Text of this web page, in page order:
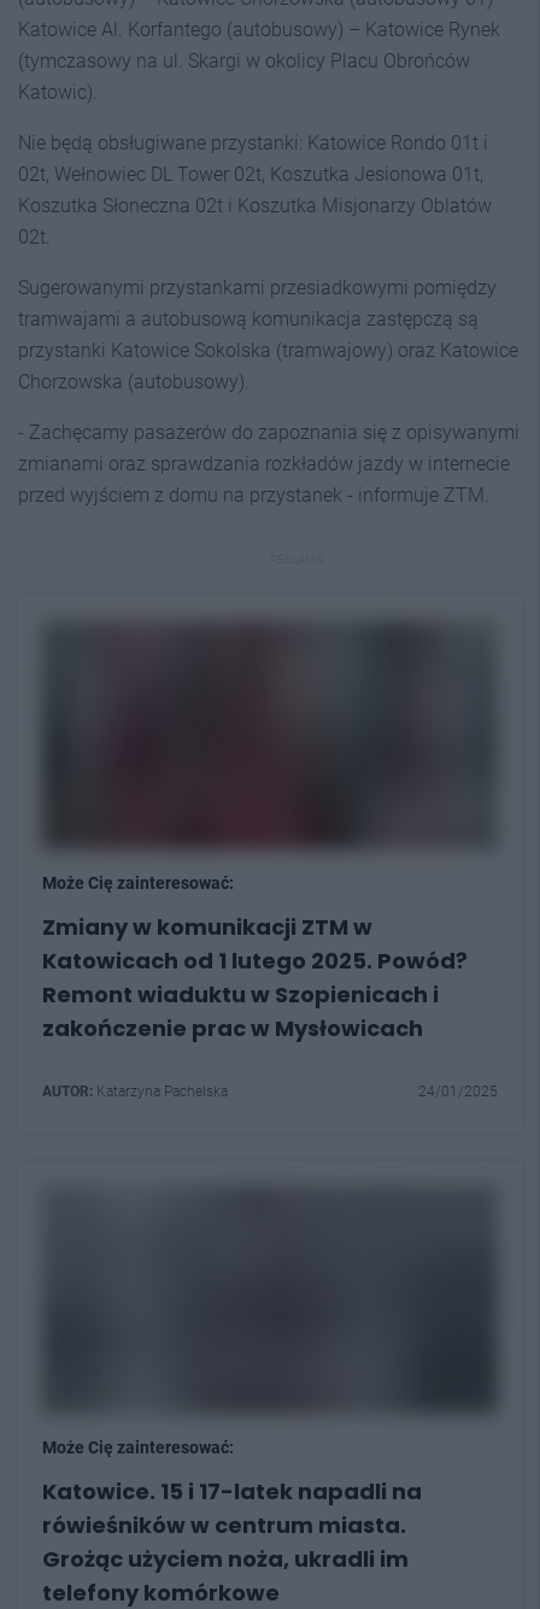
Katowice Al. Korfantego (autobusowy) – Katowice Rynek
(tymczasowy na ul. Skargi w okolicy Placu Obrońców
Katowic).
Nie będą obsługiwane przystanki: Katowice Rondo 01t i
02t, Wełnowiec DL Tower 02t, Koszutka Jesionowa 01t,
Koszutka Słoneczna 02t i Koszutka Misjonarzy Oblatów
02t.
Sugerowanymi przystankami przesiadkowymi pomiędzy
tramwajami a autobusową komunikacja zastępczą są
przystanki Katowice Sokolska (tramwajowy) oraz Katowice
Chorzowska (autobusowy).
- Zachęcamy pasażerów do zapoznania się z opisywanymi
zmianami oraz sprawdzania rozkładów jazdy w internecie
przed wyjściem z domu na przystanek - informuje ZTM.
Może Cię zainteresować:
Zmiany w komunikacji ZTM w
Katowicach od 1 lutego 2025. Powód?
Remont wiaduktu w Szopienicach i
zakończenie prac w Mysłowicach
AUTOR: Katarzyna Pachelska 24/01/2025
Może Cię zainteresować:
Katowice. 15 i 17-latek napadli na
rówieśników w centrum miasta.
Grożąc użyciem noża, ukradli im
telefony komórkowe